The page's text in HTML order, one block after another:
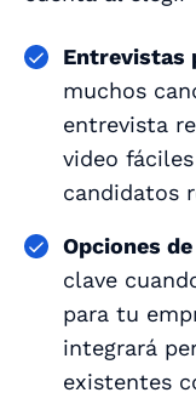
Entrevistas
muchos
entrevista
video
candidatos
Opciones
clave
para tu
integrará
existentes